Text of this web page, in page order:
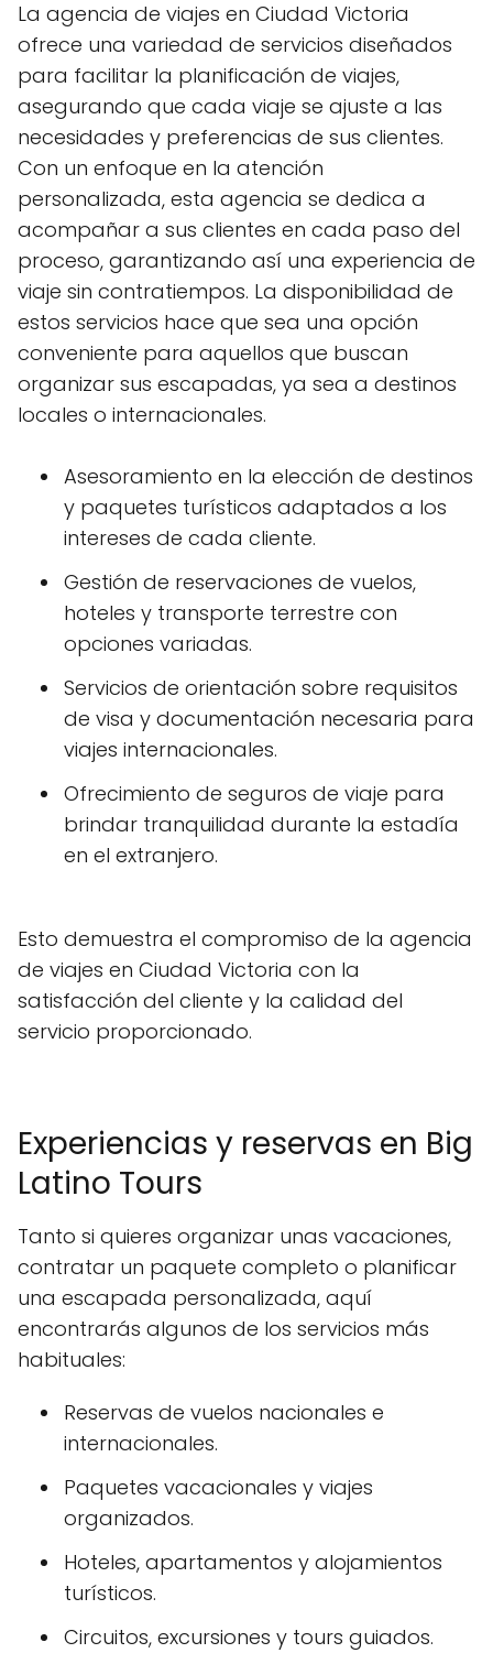
La agencia de viajes en Ciudad Victoria
ofrece una variedad de servicios diseñados
para facilitar la planificación de viajes,
asegurando que cada viaje se ajuste a las
necesidades y preferencias de sus clientes.
Con un enfoque en la atención
personalizada, esta agencia se dedica a
acompañar a sus clientes en cada paso del
proceso, garantizando así una experiencia de
viaje sin contratiempos. La disponibilidad de
estos servicios hace que sea una opción
conveniente para aquellos que buscan
organizar sus escapadas, ya sea a destinos
locales o internacionales.
Asesoramiento en la elección de destinos
y paquetes turísticos adaptados a los
intereses de cada cliente.
Gestión de reservaciones de vuelos,
hoteles y transporte terrestre con
opciones variadas.
Servicios de orientación sobre requisitos
de visa y documentación necesaria para
viajes internacionales.
Ofrecimiento de seguros de viaje para
brindar tranquilidad durante la estadía
en el extranjero.
Esto demuestra el compromiso de la agencia
de viajes en Ciudad Victoria con la
satisfacción del cliente y la calidad del
servicio proporcionado.
Experiencias y reservas en Big
Latino Tours
Tanto si quieres organizar unas vacaciones,
contratar un paquete completo o planificar
una escapada personalizada, aquí
encontrarás algunos de los servicios más
habituales:
Reservas de vuelos nacionales e
internacionales.
Paquetes vacacionales y viajes
organizados.
Hoteles, apartamentos y alojamientos
turísticos.
Circuitos, excursiones y tours guiados.